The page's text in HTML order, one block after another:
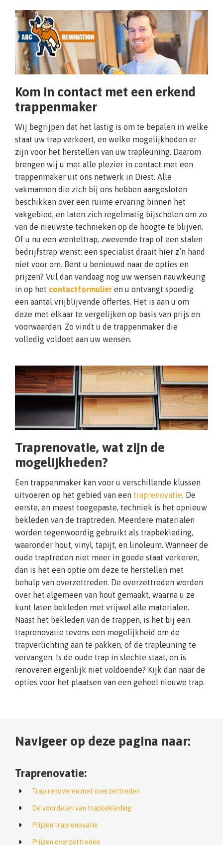
Kom in contact met een erkend
trappenmaker
Wij begrijpen dat het lastig is om te bepalen in welke
staat uw trap verkeert, en welke mogelijkheden er
zijn voor het herstellen van uw trapleuning. Daarom
brengen wij u met alle plezier in contact met een
trappenmaker uit ons netwerk in Diest. Alle
vakmannen die zich bij ons hebben aangesloten
beschikken over een ruime ervaring binnen het
vakgebied, en laten zich regelmatig bijscholen om zo
van de nieuwste technieken op de hoogte te blijven.
Of u nu een wenteltrap, zwevende trap of een stalen
bedrijfstrap wenst: een specialist draait hier z’n hand
niet voor om. Bent u benieuwd naar de opties en
prijzen? Vul dan vandaag nog uw wensen nauwkeurig
in op het contactformulier en u ontvangt spoedig
een aantal vrijblijvende offertes. Het is aan u om
deze met elkaar te vergelijken op basis van prijs en
voorwaarden. Zo vindt u de trappenmaker die
volledig voldoet aan uw wensen.
Traprenovatie, wat zijn de
mogelijkheden?
Een trappenmaker kan voor u verschillende klussen
uitvoeren op het gebied van een traprenovatie. De
eerste, en meest toegepaste, techniek is het opnieuw
bekleden van de traptreden. Meerdere materialen
worden tegenwoordig gebruikt als trapbekleding,
waaronder hout, vinyl, tapijt, en linoleum. Wanneer de
oude traptreden niet meer in goede staat verkeren,
dan is het een optie om deze te herstellen met
behulp van overzettreden. De overzettreden worden
over het algemeen van hout gemaakt, waarna u ze
kunt laten bekleden met vrijwel alle materialen.
Naast het bekleden van de trappen, is het bij een
traprenovatie tevens een mogelijkheid om de
trapverlichting aan te pakken, of de trapleuning te
vervangen. Is de oude trap in slechte staat, en is
renoveren eigenlijk niet voldoende? Kijk dan naar de
opties voor het plaatsen van een geheel nieuwe trap.
Navigeer op deze pagina naar:
Traprenovatie:
Trap renoveren met overzettreden
De voordelen van trapbekleding
Prijzen traprenovatie
Prijzen overzettreden